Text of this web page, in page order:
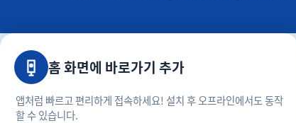
홈 화면에 바로가기 추가
앱처럼 빠르고 편리하게 접속하세요! 설치 후 오프라인에서도 동작
할 수 있습니다.